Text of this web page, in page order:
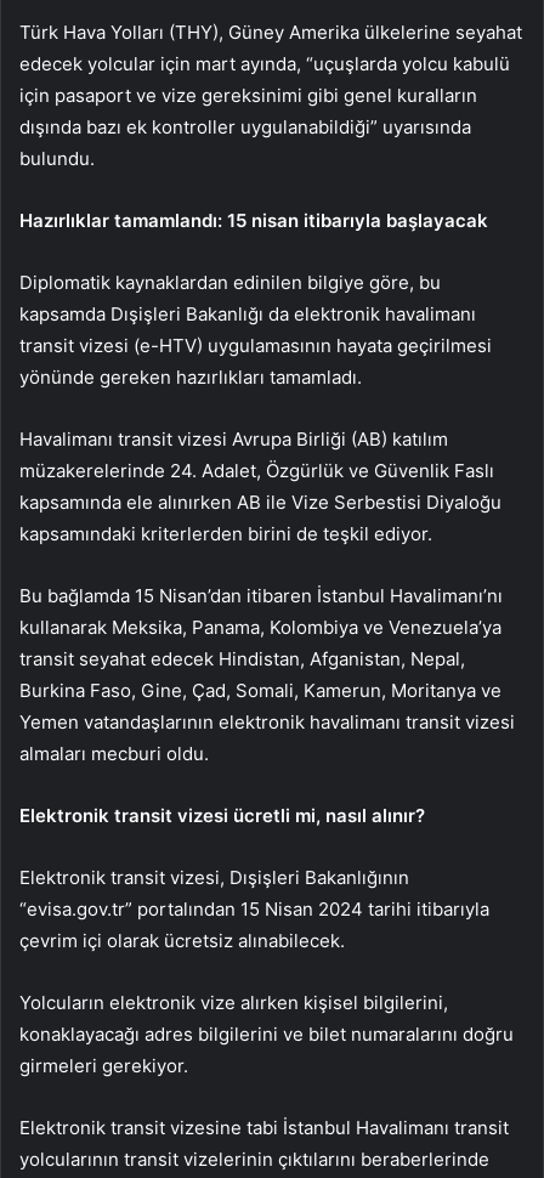
Türk Hava Yolları (THY), Güney Amerika ülkelerine seyahat
edecek yolcular için mart ayında, “uçuşlarda yolcu kabulü
için pasaport ve vize gereksinimi gibi genel kuralların
dışında bazı ek kontroller uygulanabildiği” uyarısında
bulundu.
Hazırlıklar tamamlandı: 15 nisan itibarıyla başlayacak
Diplomatik kaynaklardan edinilen bilgiye göre, bu
kapsamda Dışişleri Bakanlığı da elektronik havalimanı
transit vizesi (e-HTV) uygulamasının hayata geçirilmesi
yönünde gereken hazırlıkları tamamladı.
Havalimanı transit vizesi Avrupa Birliği (AB) katılım
müzakerelerinde 24. Adalet, Özgürlük ve Güvenlik Faslı
kapsamında ele alınırken AB ile Vize Serbestisi Diyaloğu
kapsamındaki kriterlerden birini de teşkil ediyor.
Bu bağlamda 15 Nisan’dan itibaren İstanbul Havalimanı’nı
kullanarak Meksika, Panama, Kolombiya ve Venezuela’ya
transit seyahat edecek Hindistan, Afganistan, Nepal,
Burkina Faso, Gine, Çad, Somali, Kamerun, Moritanya ve
Yemen vatandaşlarının elektronik havalimanı transit vizesi
almaları mecburi oldu.
Elektronik transit vizesi ücretli mi, nasıl alınır?
Elektronik transit vizesi, Dışişleri Bakanlığının
“evisa.gov.tr” portalından 15 Nisan 2024 tarihi itibarıyla
çevrim içi olarak ücretsiz alınabilecek.
Yolcuların elektronik vize alırken kişisel bilgilerini,
konaklayacağı adres bilgilerini ve bilet numaralarını doğru
girmeleri gerekiyor.
Elektronik transit vizesine tabi İstanbul Havalimanı transit
yolcularının transit vizelerinin çıktılarını beraberlerinde